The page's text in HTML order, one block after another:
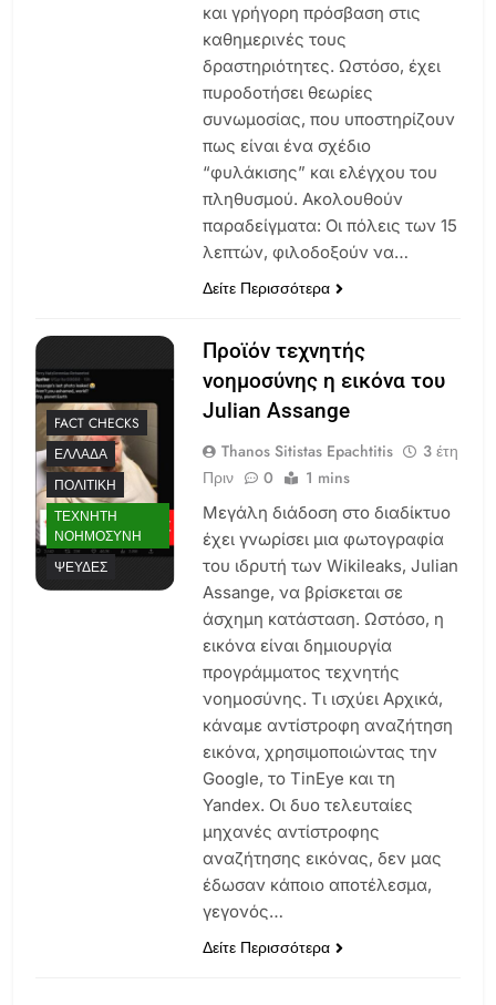
και γρήγορη πρόσβαση στις
καθημερινές τους
δραστηριότητες. Ωστόσο, έχει
πυροδοτήσει θεωρίες
συνωμοσίας, που υποστηρίζουν
πως είναι ένα σχέδιο
“φυλάκισης” και ελέγχου του
πληθυσμού. Ακολουθούν
παραδείγματα: Οι πόλεις των 15
λεπτών, φιλοδοξούν να…
Δείτε Περισσότερα
FACT CHECKS
ΕΛΛΆΔΑ
ΠΟΛΙΤΙΚΉ
ΤΕΧΝΗΤΉ
ΝΟΗΜΟΣΎΝΗ
ΨΕΥΔΈΣ
Προϊόν τεχνητής
νοημοσύνης η εικόνα του
Julian Assange
Thanos Sitistas Epachtitis
3 έτη
Πριν
0 1 mins
Μεγάλη διάδοση στο διαδίκτυο
έχει γνωρίσει μια φωτογραφία
του ιδρυτή των Wikileaks, Julian
Assange, να βρίσκεται σε
άσχημη κατάσταση. Ωστόσο, η
εικόνα είναι δημιουργία
προγράμματος τεχνητής
νοημοσύνης. Τι ισχύει Αρχικά,
κάναμε αντίστροφη αναζήτηση
εικόνα, χρησιμοποιώντας την
Google, το TinEye και τη
Yandex. Οι δυο τελευταίες
μηχανές αντίστροφης
αναζήτησης εικόνας, δεν μας
έδωσαν κάποιο αποτέλεσμα,
γεγονός…
Δείτε Περισσότερα